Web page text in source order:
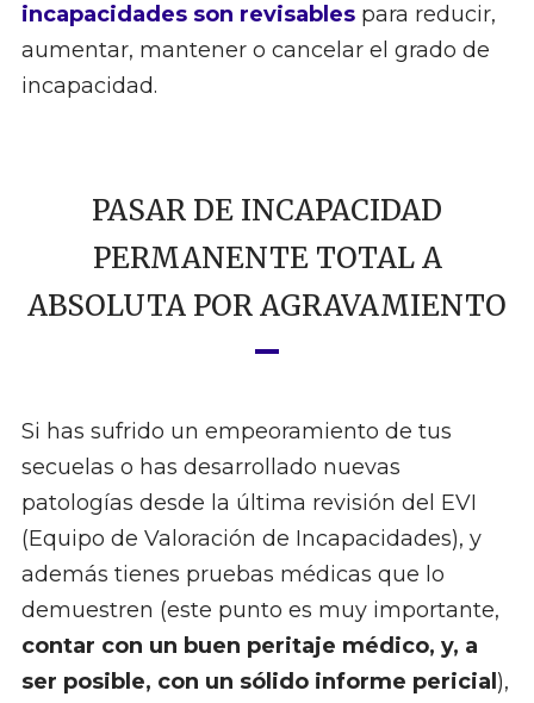
incapacidades son revisablespara reducir,
aumentar, mantener o cancelar el grado de
incapacidad.
PASAR DE INCAPACIDAD
PERMANENTE TOTAL A
ABSOLUTA POR AGRAVAMIENTO
Si has sufrido un empeoramiento de tus
secuelas o has desarrollado nuevas
patologías desde la última revisión del EVI
(Equipo de Valoración de Incapacidades), y
además tienes pruebas médicas que lo
demuestren (este punto es muy importante,
contar con un buen peritaje médico, y, a
ser posible, con un sólido informe pericial ),